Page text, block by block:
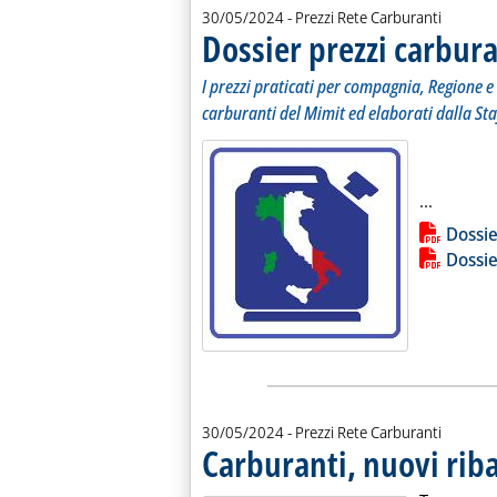
30/05/2024- Prezzi Rete Carburanti
Dossier prezzi
I prezzi praticati per compagnia, Regione
carburanti del Mimit ed elaborati dalla
...
Lista allegati PDF alla
30/05/2024- Prezzi Rete Carburanti
Carburanti, nuovi